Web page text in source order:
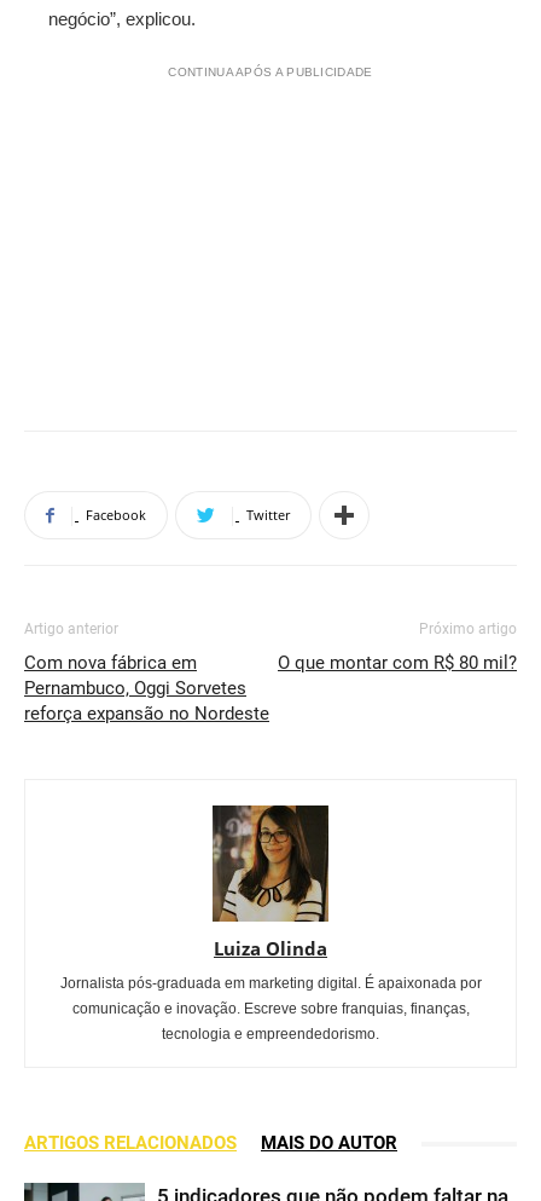
negócio”, explicou.
CONTINUA APÓS A PUBLICIDADE
Facebook Twitter
Artigo anterior
Com nova fábrica em
Pernambuco, Oggi Sorvetes
reforça expansão no Nordeste
Próximo artigo
O que montar com R$ 80 mil?
Luiza Olinda
Jornalista pós-graduada em marketing digital. É apaixonada por
comunicação e inovação. Escreve sobre franquias, finanças,
tecnologia e empreendedorismo.
ARTIGOS RELACIONADOS MAIS DO AUTOR
5 indicadores que não podem faltar na